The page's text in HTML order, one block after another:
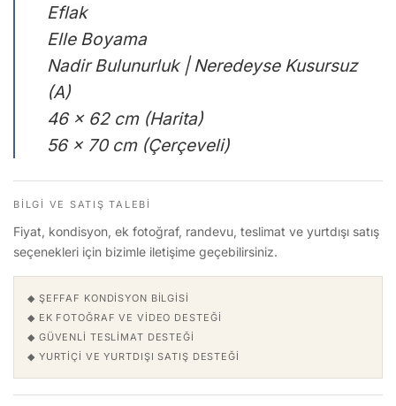
Eflak
Elle Boyama
Nadir Bulunurluk | Neredeyse Kusursuz
(A)
46 x 62 cm (Harita)
56 x 70 cm (Çerçeveli)
BILGI VE SATIŞ TALEBI
Fiyat, kondisyon, ek fotoğraf, randevu, teslimat ve yurtdışı satış
seçenekleri için bizimle iletişime geçebilirsiniz.
◆ ŞEFFAF KONDISYON BILGISI
◆ EK FOTOĞRAF VE VIDEO DESTEĞI
◆ GÜVENLI TESLIMAT DESTEĞI
◆ YURTIÇI VE YURTDIŞI SATIŞ DESTEĞI